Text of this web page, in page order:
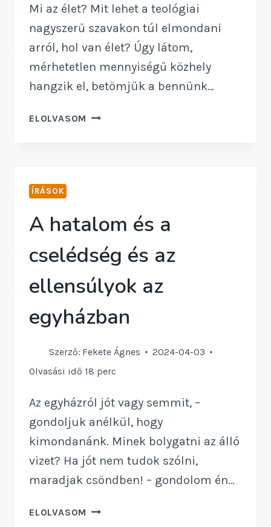
Mi az élet? Mit lehet a teológiai
nagyszerű szavakon túl elmondani
arról, hol van élet? Úgy látom,
mérhetetlen mennyiségű közhely
hangzik el, betömjük a bennünk…
ELOLVASOM MI
ÍRÁSOK
A hatalom és a
cselédség és az
ellensúlyok az
egyházban
Szerző: Fekete Ágnes
2024-04-03
Olvasási idő 18 perc
Az egyházról jót vagy semmit, –
gondoljuk anélkül, hogy
kimondanánk. Minek bolygatni az álló
vizet? Ha jót nem tudok szólni,
maradjak csöndben! – gondolom én…
ELOLVASOM A